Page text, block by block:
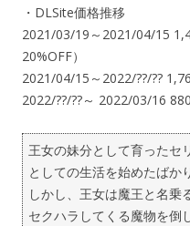
・DLSite価格推移
2021/03/19～2021/04/15
20%OFF）
2021/04/15～2022/??/??
2022/??/??～ 2022/03/16
王女の妹分として育ったセ
としての生活を始めたばかり
しかし、王女は魔王と名乗
セクハラしてくる魔物を倒